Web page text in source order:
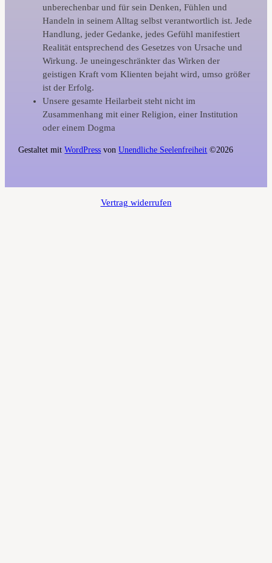
unberechenbar und für sein Denken, Fühlen und
Handeln in seinem Alltag selbst verantwortlich ist. Jede
Handlung, jeder Gedanke, jedes Gefühl manifestiert
Realität entsprechend des Gesetzes von Ursache und
Wirkung. Je uneingeschränkter das Wirken der
geistigen Kraft vom Klienten bejaht wird, umso größer
ist der Erfolg.
Unsere gesamte Heilarbeit steht nicht im
Zusammenhang mit einer Religion, einer Institution
oder einem Dogma
Gestaltet mitWordPress vonUnendliche Seelenfreiheit ©2026
Vertrag widerrufen